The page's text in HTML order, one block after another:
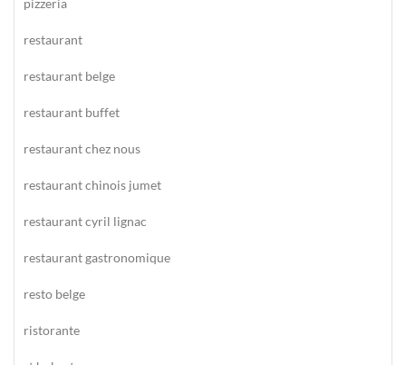
pizzeria
restaurant
restaurant belge
restaurant buffet
restaurant chez nous
restaurant chinois jumet
restaurant cyril lignac
restaurant gastronomique
resto belge
ristorante